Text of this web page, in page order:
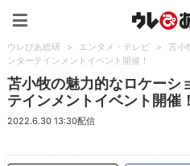
ウレぴあ総研 > エンタメ・テレビ >
苫小
ンターテインメントイベント開催！
苫小牧の魅力的なロケーシ
テインメントイベント開催！
2022.6.30 13:30配信